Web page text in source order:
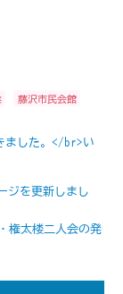
藤沢市民会館
ました。</br>い
ジを更新しまし
権太楼二人会の発